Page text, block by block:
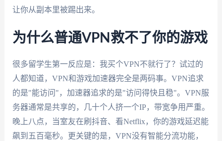
让你从副本里被踢出来。
为什么普通VPN救不了你的游戏
很多留学生第一反应是：我买个VPN不就行了？试过的
人都知道，VPN和游戏加速器完全是两码事。VPN追求
的是"能访问"，加速器追求的是"访问得快且稳"。VPN服
务器通常是共享的，几十个人挤一个IP，带宽争用严重。
晚上八点，当室友在刷抖音、看Netflix，你的游戏延迟能
飙到五百毫秒。更关键的是，VPN没有智能分流功能，